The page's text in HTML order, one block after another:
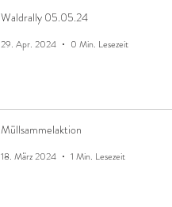
Waldrally 05.05.24
29. Apr. 2024 0 Min. Lesezeit
Müllsammelaktion
18. März 2024 1 Min. Lesezeit